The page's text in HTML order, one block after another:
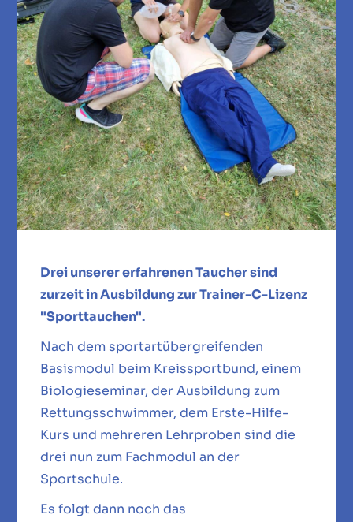
Drei unserer erfahrenen Taucher sind
zurzeit in Ausbildung zur Trainer-C-Lizenz
"Sporttauchen".
Nach dem sportartübergreifenden
Basismodul beim Kreissportbund, einem
Biologieseminar, der Ausbildung zum
Rettungsschwimmer, dem Erste-Hilfe-
Kurs und mehreren Lehrproben sind die
drei nun zum Fachmodul an der
Sportschule.
Es folgt dann noch das